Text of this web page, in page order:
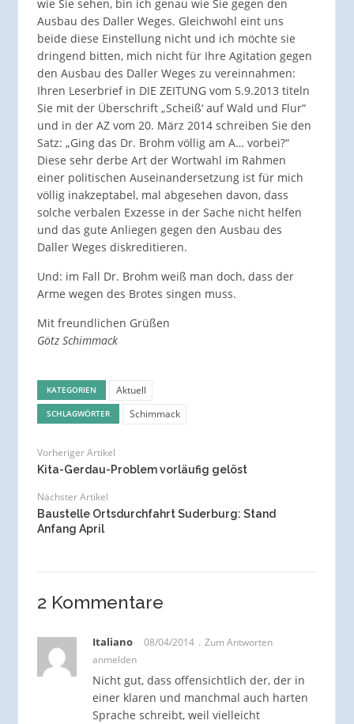
wie Sie sehen, bin ich genau wie Sie gegen den
Ausbau des Daller Weges. Gleichwohl eint uns
beide diese Einstellung nicht und ich möchte sie
dringend bitten, mich nicht für Ihre Agitation gegen
den Ausbau des Daller Weges zu vereinnahmen:
Ihren Leserbrief in DIE ZEITUNG vom 5.9.2013 titeln
Sie mit der Überschrift „Scheiß‘ auf Wald und Flur“
und in der AZ vom 20. März 2014 schreiben Sie den
Satz: „Ging das Dr. Brohm völlig am A… vorbei?“
Diese sehr derbe Art der Wortwahl im Rahmen
einer politischen Auseinandersetzung ist für mich
völlig inakzeptabel, mal abgesehen davon, dass
solche verbalen Exzesse in der Sache nicht helfen
und das gute Anliegen gegen den Ausbau des
Daller Weges diskreditieren.
Und: im Fall Dr. Brohm weiß man doch, dass der
Arme wegen des Brotes singen muss.
Mit freundlichen Grüßen
Götz Schimmack
KATEGORIEN Aktuell
SCHLAGWÖRTER Schimmack
Vorheriger Artikel
Kita-Gerdau-Problem vorläufig gelöst
Nächster Artikel
Baustelle Ortsdurchfahrt Suderburg: Stand
Anfang April
2 Kommentare
Italiano 08/04/2014
Zum Antworten
anmelden
Nicht gut, dass offensichtlich der, der in
einer klaren und manchmal auch harten
Sprache schreibt, weil vielleicht